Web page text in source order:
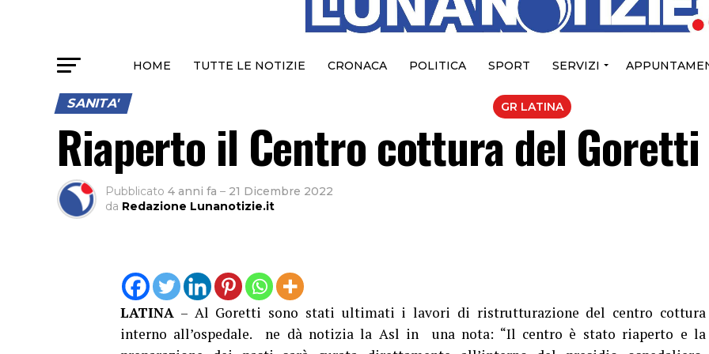
HOME TUTTE LE NOTIZIE CRONACA POLITICA SPORT SERVIZI
GR LATINA
SANITA'
Riaperto il Centro cottura del Goretti
Pubblicato 4 anni fa – 21 Dicembre 2022
da Redazione Lunanotizie.it
LATINA – Al Goretti sono stati ultimati i lavori di ristrutturazione del centro cottura
interno all’ospedale. ne dà notizia la Asl in una nota: “Il centro è stato riaperto e la